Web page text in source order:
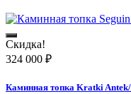
Скидка!
324 000 ₽
Каминная топка Kratki